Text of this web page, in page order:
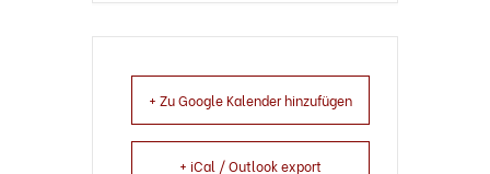
+ Zu Google Kalender hinzufügen
+ iCal / Outlook export